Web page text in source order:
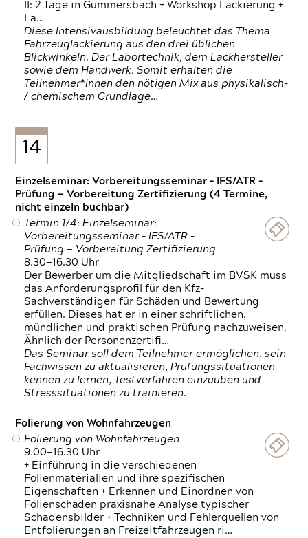
II: 2 Tage in Gummersbach + Workshop Lackierung +
La…
Diese Intensivausbildung beleuchtet das Thema
Fahrzeuglackierung aus den drei üblichen
Blickwinkeln. Der Labortechnik, dem Lackhersteller
sowie dem Handwerk. Somit erhalten die
Teilnehmer*Innen den nötigen Mix aus physikalisch-
/ chemischem Grundlage…
14
Einzelseminar: Vorbereitungsseminar - IFS/ATR -
Prüfung — Vorbereitung Zertifizierung (4 Termine,
nicht einzeln buchbar)
Termin 1/4: Einzelseminar:
Vorbereitungsseminar - IFS/ATR -
Prüfung — Vorbereitung Zertifizierung
8.30—16.30 Uhr
Der Bewerber um die Mitgliedschaft im BVSK muss
das Anforderungsprofil für den Kfz-
Sachverständigen für Schäden und Bewertung
erfüllen. Dieses hat er in einer schriftlichen,
mündlichen und praktischen Prüfung nachzuweisen.
Ähnlich der Personenzertifi…
Das Seminar soll dem Teilnehmer ermöglichen, sein
Fachwissen zu aktualisieren, Prüfungssituationen
kennen zu lernen, Testverfahren einzuüben und
Stresssituationen zu trainieren.
Folierung von Wohnfahrzeugen
Folierung von Wohnfahrzeugen
9.00—16.30 Uhr
+ Einführung in die verschiedenen
Folienmaterialien und ihre spezifischen
Eigenschaften + Erkennen und Einordnen von
Folienschäden praxisnahe Analyse typischer
Schadensbilder + Techniken und Fehlerquellen von
Entfolierungen an Freizeitfahrzeugen ri…